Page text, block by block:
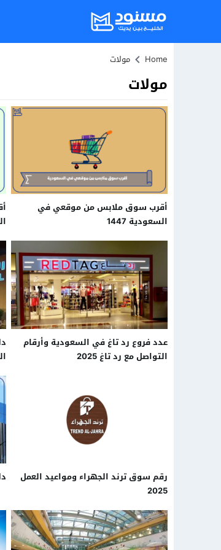
Home مولات
مولات
أقرب سوق ملابس من موقعي في
السعودية 1447
عدد فروع رد تاغ في السعودية وأرقام
التواصل مع رد تاغ 2025
رقم سوق ترند الجهراء ومواعيد العمل
2025